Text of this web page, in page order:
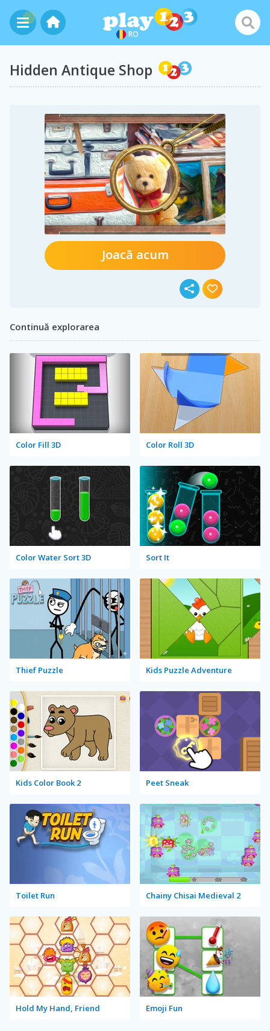
RO
Hidden Antique Shop
Joacă acum
Continuă explorarea
Color Fill 3D Color Roll 3D
Color Water Sort 3D Sort It
Thief Puzzle Kids Puzzle Adventure
Kids Color Book 2 Peet Sneak
Toilet Run Chainy Chisai Medieval 2
Hold My Hand, Friend Emoji Fun